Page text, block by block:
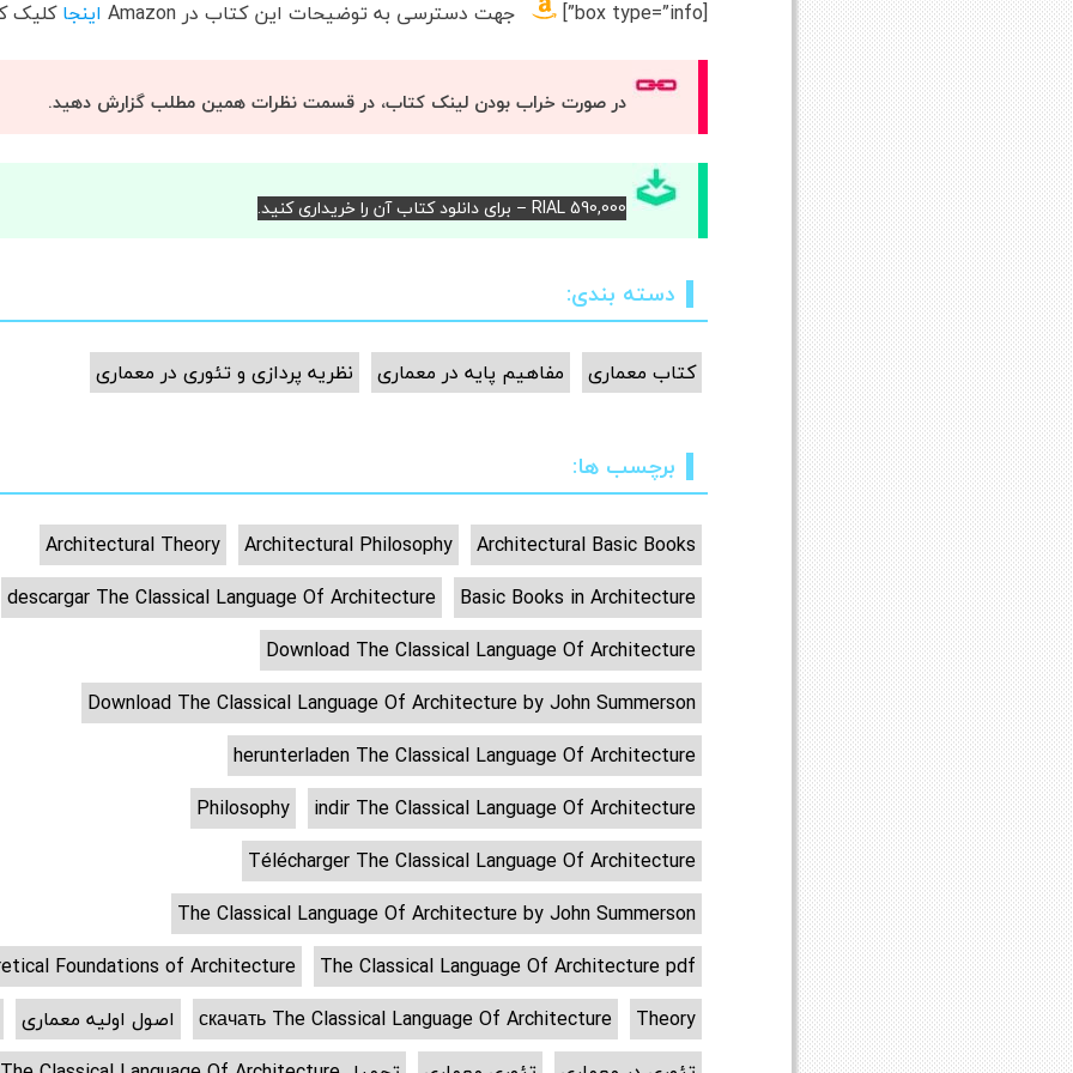
[box type=”info”] جهت دسترسی به توضیحات این کتاب در Amazon اینجاکلیک
در صورت خراب بودن لینک کتاب، در قسمت نظرات همین مطلب گزارش دهید.
RIAL 590,000 – برای دانلود کتاب آن را خریداری کنید.
دسته بندی:
کتاب معماری مفاهیم پایه در معماری نظریه پردازی و تئوری در معماری
برچسب ها:
Architectural Basic Books
Architectural Philosophy
Architectural Theory
Basic Books in Architecture
descargar The Classical Language Of Architecture
Download The Classical Language Of Architecture
Download The Classical Language Of Architecture by John Summerson
herunterladen The Classical Language Of Architecture
indir The Classical Language Of Architecture
Philosophy
Télécharger The Classical Language Of Architecture
The Classical Language Of Architecture by John Summerson
The Classical Language Of Architecture pdf
Foundations of Architecture
Theory
скачать The Classical Language Of Architecture
اصول اولیه معماری